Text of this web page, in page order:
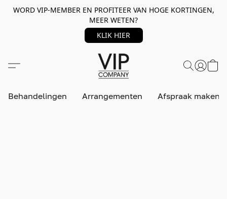
WORD VIP-MEMBER EN PROFITEER VAN HOGE KORTINGEN,
MEER WETEN?
KLIK HIER
Behandelingen Arrangementen Afspraak maken